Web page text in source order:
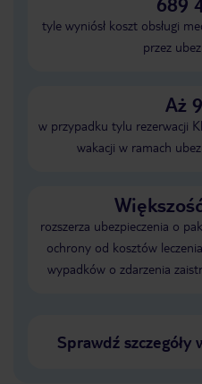
tyle wyniósł koszt obsługi
przez
Aż
w przypadku tylu rezerwacji
wakacji w ramach
rozszerza ubezpieczenia o
ochrony od kosztów
wypadków o zdarzenia
Sprawdź